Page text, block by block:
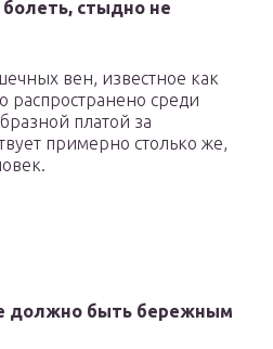
стыдно не
вен, известное как
распространено среди
платой за
примерно столько же,
должно быть бережным